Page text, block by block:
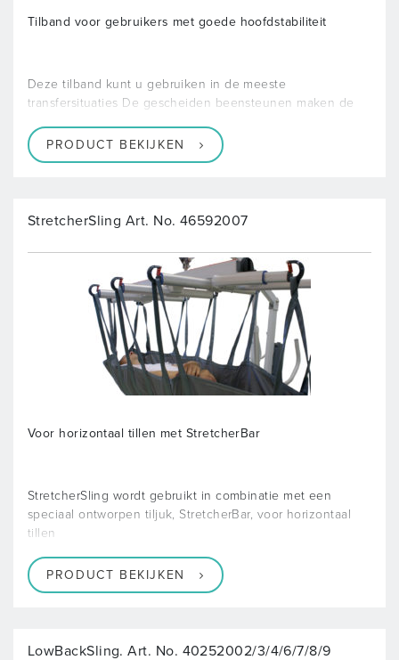
Tilband voor gebruikers met goede hoofdstabiliteit
Deze tilband kunt u gebruiken in de meeste
transfersituaties De gescheiden beensteunen maken de
PRODUCT BEKIJKEN
StretcherSling Art. No. 46592007
Voor horizontaal tillen met StretcherBar
StretcherSling wordt gebruikt in combinatie met een
speciaal ontworpen tiljuk, StretcherBar, voor horizontaal
tillen
PRODUCT BEKIJKEN
LowBackSling. Art. No. 40252002/3/4/6/7/8/9